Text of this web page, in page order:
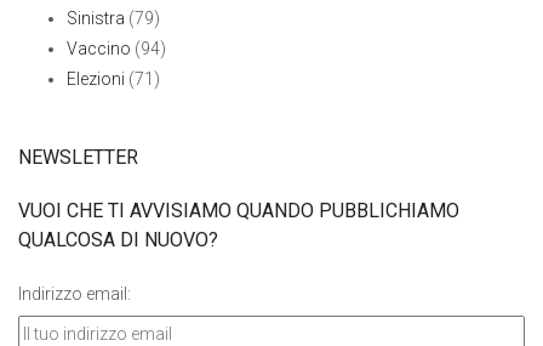
Sinistra (79)
Vaccino (94)
Elezioni (71)
NEWSLETTER
VUOI CHE TI AVVISIAMO QUANDO PUBBLICHIAMO
QUALCOSA DI NUOVO?
Indirizzo email: